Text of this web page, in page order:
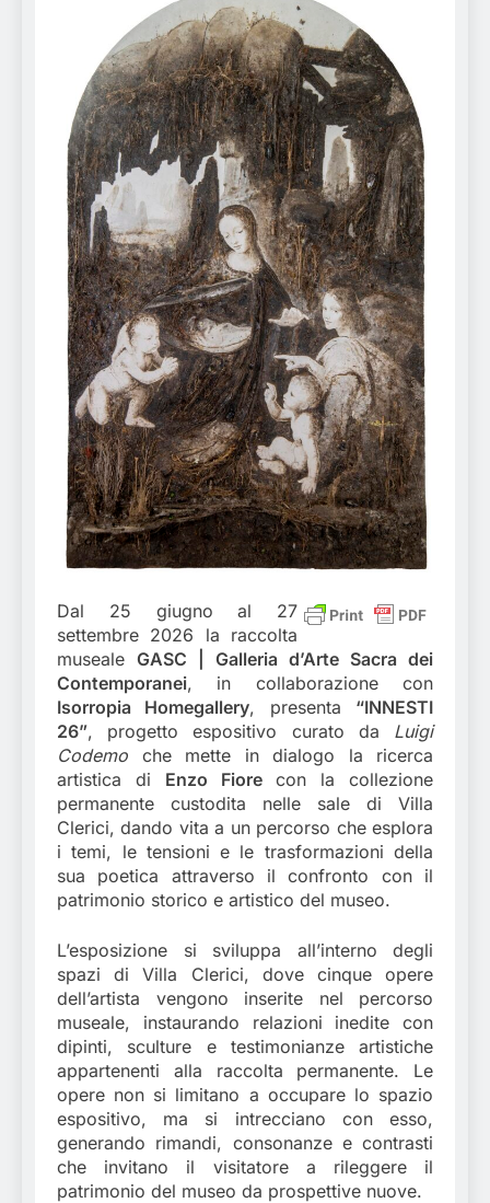
Dal 25 giugno al 27
settembre 2026 la raccolta
museale GASC | Galleria d’Arte Sacra dei
Contemporanei, in collaborazione con
Isorropia Homegallery, presenta “INNESTI
26”, progetto espositivo curato da Luigi
Codemo che mette in dialogo la ricerca
artistica di Enzo Fiorecon la collezione
permanente custodita nelle sale di Villa
Clerici, dando vita a un percorso che esplora
i temi, le tensioni e le trasformazioni della
sua poetica attraverso il confronto con il
patrimonio storico e artistico del museo.
L’esposizione si sviluppa all’interno degli
spazi di Villa Clerici, dove cinque opere
dell’artista vengono inserite nel percorso
museale, instaurando relazioni inedite con
dipinti, sculture e testimonianze artistiche
appartenenti alla raccolta permanente. Le
opere non si limitano a occupare lo spazio
espositivo, ma si intrecciano con esso,
generando rimandi, consonanze e contrasti
che invitano il visitatore a rileggere il
patrimonio del museo da prospettive nuove.